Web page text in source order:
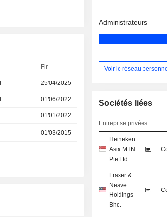
Fin
25/04/2025
01/06/2022
01/01/2022
01/03/2015
-
Administrateurs
Voir le réseau
Sociétés liées
Entreprise privées
Heineken
Asia MTN
Pte Ltd.
Fraser &
Neave
Holdings
Bhd.